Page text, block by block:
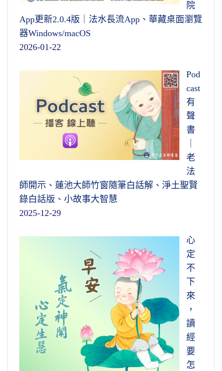
我們常常看到《了凡四訓》這個小冊子，
就是非常明顯的效果，但是它裡面所說的是世
間法，不是究竟法。佛在經上告訴我們，我們
自度度他的目的，是以期明性見佛。明性，禪
要在此地。見佛，諸位要知道，見佛就成佛
了。怎樣見佛？這一句話裡面，般若與淨土的
教義都含攝在其中，見性是修般若，見佛是修
淨土，念阿彌陀佛，必定得阿彌陀佛接引，往
扼要之方，全在於此。最精要的方法，就
在這部經上。其方云何？方是方法，方法是什
麼？就是世尊在這個經上教給我們「離念離
相」，這是非常精要的方法。我們在這裡提這
一句，諸位從前面一直聽下來的沒有問題；如
這句話具足的文句是「無住生心，不住色聲香
味觸法，這是離相離念，而行布施」。
布施在本經不是叫你捐幾個錢，那你就看
錯了，布施是我們全部的生活行為，是這個意
思。在大乘法裡面，菩薩行是以六度包括萬
行，六度萬行。用一個布施，包括了六度，所
以六度就是萬行，布施就是萬行，萬行就是我
們整個生活行為，它這個意思很深很廣。雖然
行布施，一定要離相離念，這就是受持金剛般
院
App更新2.0.4版｜法水長流App、華藏桌面瀏覽
器Windows/macOS
2026-01-22
Pod
cast
有
聲
書
老
法
師開示、蓮池大師竹窗隨筆白話解、淨土聖賢
錄白話版、小故事大智慧
2025-12-29
心
定
不
下
來
，
讀
經
要
怎